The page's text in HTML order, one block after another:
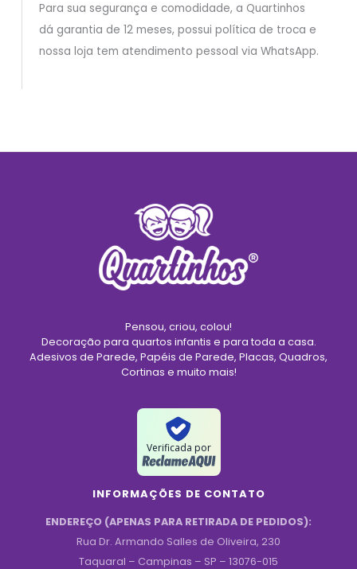
Para sua segurança e comodidade, a Quartinhos
dá garantia de 12 meses, possui política de troca e
nossa loja tem atendimento pessoal via WhatsApp.
Pensou, criou, colou!
Decoração para quartos infantis e para toda a casa.
Adesivos de Parede, Papéis de Parede, Placas, Quadros,
Cortinas e muito mais!
Verificada por
INFORMAÇÕES DE CONTATO
ENDEREÇO (APENAS PARA RETIRADA DE PEDIDOS):
Rua Dr. Armando Salles de Oliveira, 230
Taquaral – Campinas – SP – 13076-015